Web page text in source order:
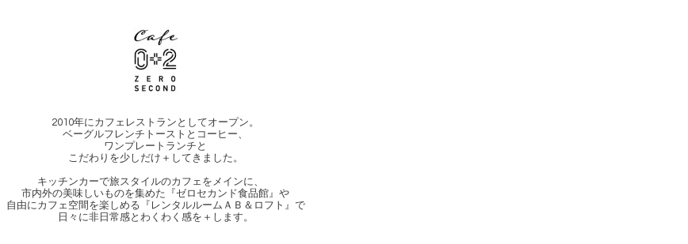
2010年にカフェレストランとしてオープン。
ベーグルフレンチトーストとコーヒー、
ワンプレートランチと
こだわりを少しだけ＋してきました。
キッチンカーで旅スタイルのカフェをメインに、
市内外の美味しいものを集めた『ゼロセカンド食品館』や
自由にカフェ空間を楽しめる『レンタルルームＡＢ＆ロフト』で
日々に非日常感とわくわく感を＋します。